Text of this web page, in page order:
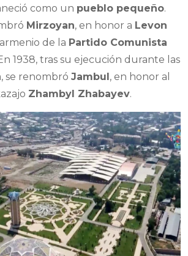
como un pueblo pequeño.
Mirzoyan, en honor a Levon
de la Partido Comunista
1938, tras su ejecución durante las
se renombró Jambul, en honor al
Zhambyl Zhabayev.